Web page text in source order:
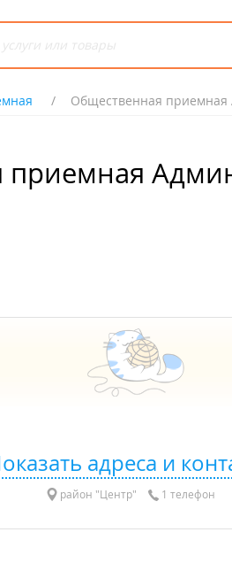
Общественная приемная
адреса и
район "Центр" 1 телефон